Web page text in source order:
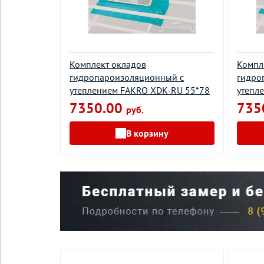
Комплект окладов
гидропароизоляционный c
утеплением FAKRO XDK-RU 55*78
7350.00 руб.
В корзину